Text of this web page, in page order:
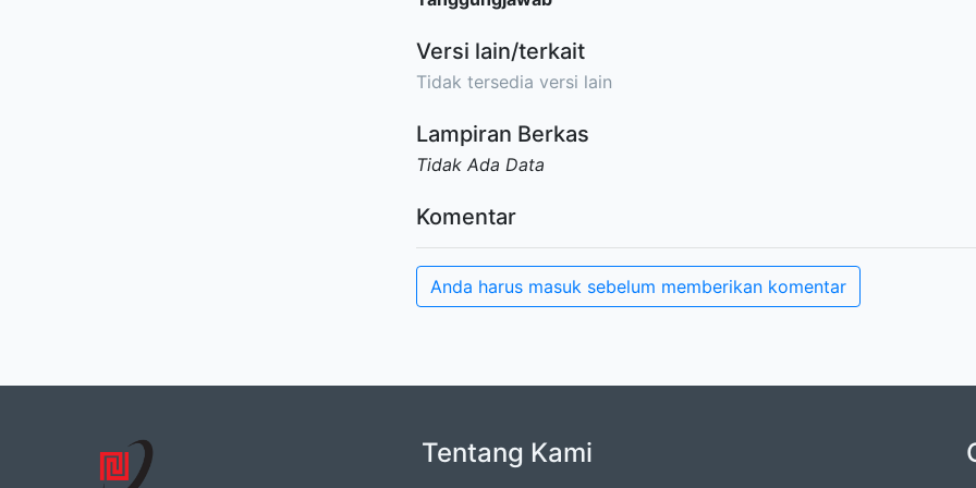
Versi lain/terkait
Tidak tersedia versi lain
Lampiran Berkas
Tidak Ada Data
Komentar
Anda harus masuk sebelum memberikan komentar
Tentang Kami